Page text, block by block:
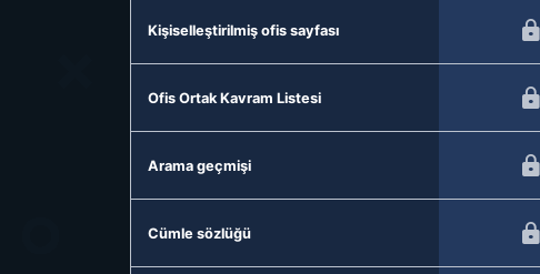
Kişiselleştirilmiş ofis sayfası
Ofis Ortak Kavram Listesi
Arama geçmişi
Cümle sözlüğü